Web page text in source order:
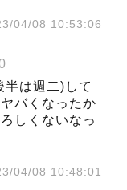
04/08 10:53:06
半は週二)して
バくなったか
しくないなっ
04/08 10:48:01